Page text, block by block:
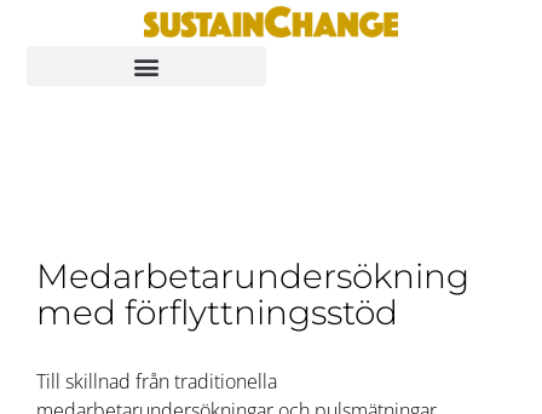
Medarbetarundersökning
med förflyttningsstöd
Till skillnad från traditionella